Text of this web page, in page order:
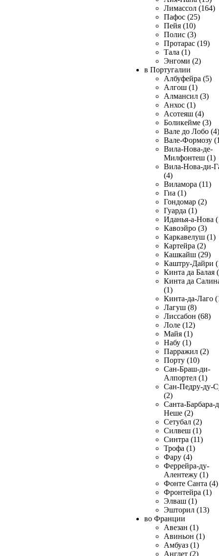
Лимассол (164)
Пафос (25)
Пейя (10)
Полис (3)
Протарас (19)
Тала (1)
Энгоми (2)
в Португалии
Албуфейра (5)
Алгош (1)
Алмансил (3)
Анхос (1)
Асотеяш (4)
Боликейме (3)
Вале до Лобо (4)
Вале-Формозу
Вила-Нова-де-
Милфонтеш (1)
Вила-Нова-ди-
(4)
Виламора (11)
Гиа (1)
Гондомар (2)
Гуарда (1)
Иданья-а-Нова
Кавоэйро (3)
Каркавелуш (1)
Картейра (2)
Кашкайш (29)
Каштру-Дайри
Кинта да Балая
Кинта да
(1)
Кинта-да-Лаго
Лагуш (8)
Лиссабон (68)
Лоле (12)
Майя (1)
Набу (1)
Парражил (2)
Порту (10)
Сан-Браш-ди-
Алпортел (1)
Сан-Педру-ду-
(2)
Санта-Барбара-
Неше (2)
Сетубал (2)
Силвеш (1)
Синтра (11)
Трофа (1)
Фару (4)
Феррейра-ду-
Алентежу (1)
Фонте Санта (4)
Фронтейра (1)
Элваш (1)
Эшторил (13)
во Франции
Авезан (1)
Авиньон (1)
Амбуаз (1)
Англет (2)